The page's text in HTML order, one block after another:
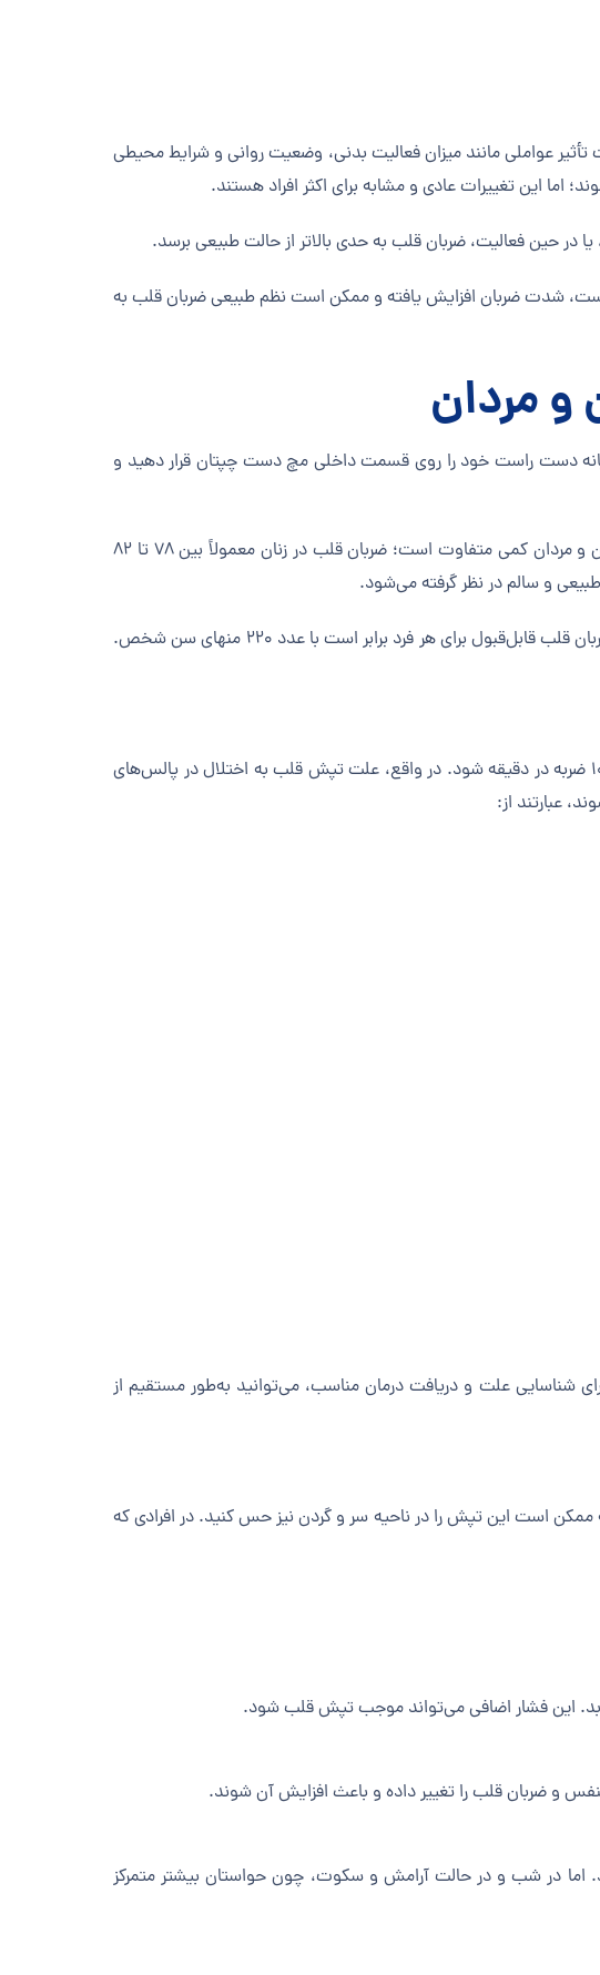
عواملی مانند میزان فعالیت بدنی، وضعیت روانی و شرایط محیطی
این تغییرات عادی و مشابه برای اکثر افراد هستند.
حین فعالیت، ضربان قلب به حدی بالاتر از حالت طبیعی برسد.
است، شدت ضربان افزایش یافته و ممکن است نظم طبیعی ضربان قلب به
و مردان
دست راست خود را روی قسمت داخلی مچ دست چپتان قرار دهید و
ضربان قلب طبیعی برای بزرگسالان بالای ده سال معمولاً بین ۷۰ تا ۸۵ ضربه در دقیقه است. البته ضربان قلب در زنان و مردان کمی متفاوت است؛ ضربان قلب در زنان معمولاً بین ۷۸ تا ۸۲
فعالیت بدنی می‌تواند علت تپش قلب باشد. هنگام ورزش یا فعالیت فیزیکی، ضربان قلب افزایش می‌یابد. حداکثر ضربان قلب قابل‌قبول برای هر فرد برابر است با عدد ۲۲۰ منهای سن شخص.
تپش قلب زمانی رخ می‌دهد که ضربان قلب فرد در حالت استراحت و بدون علت مشخصی افزایش یابد و بیش از ۱۰۰ ضربه در دقیقه شود. در واقع، علت تپش قلب به اختلال در پالس‌های
عبارتند از:
علت و دریافت درمان مناسب، می‌توانید به‌طور مستقیم از
است این تپش را در ناحیه سر و گردن نیز حس کنید. در افرادی که
این فشار اضافی می‌تواند موجب تپش قلب شود.
اما در شب و در حالت آرامش و سکوت، چون حواستان بیشتر متمرکز